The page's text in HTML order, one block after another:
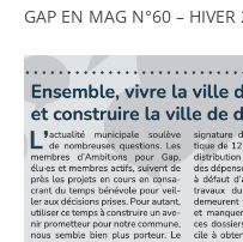
GAP EN MAG N°60 – HIVER